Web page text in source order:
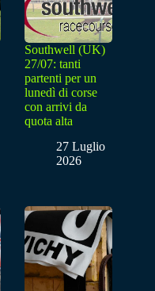
Southwell (UK)
27/07: tanti
partenti per un
lunedì di corse
con arrivi da
quota alta
27 Luglio
2026